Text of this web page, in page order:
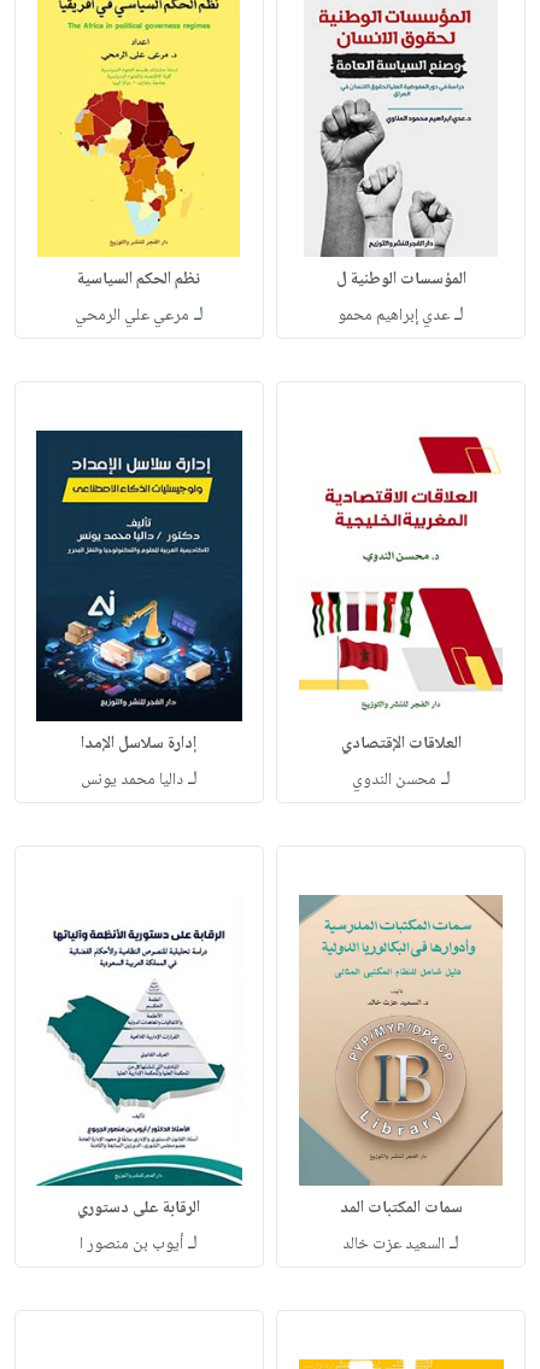
المؤسسات الوطنية ل
لـعدي إبراهيم محمو
نظم الحكم السياسية
لـ مرعي علي الرمحي
العلاقات الإقتصادي
لـ محسن الندوي
إدارة سلاسل الإمدا
لـداليا محمد يونس
سمات المكتبات المد
لـ السعيد عزت خالد
الرقابة على دستوري
لـأيوب بن منصور ا